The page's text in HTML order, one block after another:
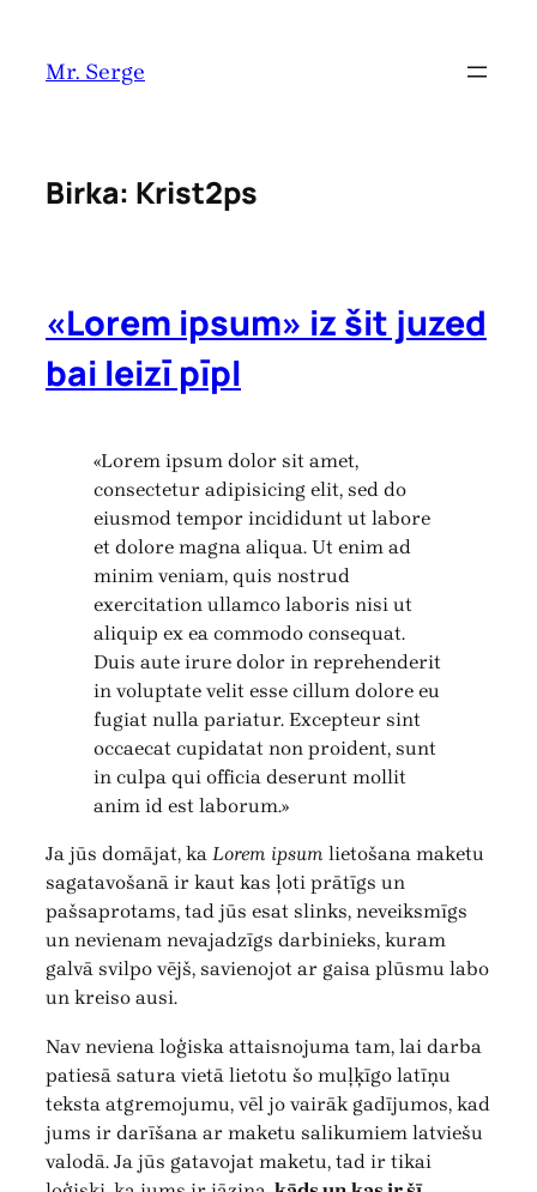
saturu
Mr. Serge
Birka: Krist2ps
«Lorem ipsum» iz šit juzed
bai leizī pīpl
«Lorem ipsum dolor sit amet,
consectetur adipisicing elit, sed do
eiusmod tempor incididunt ut labore
et dolore magna aliqua. Ut enim ad
minim veniam, quis nostrud
exercitation ullamco laboris nisi ut
aliquip ex ea commodo consequat.
Duis aute irure dolor in reprehenderit
in voluptate velit esse cillum dolore eu
fugiat nulla pariatur. Excepteur sint
occaecat cupidatat non proident, sunt
in culpa qui officia deserunt mollit
anim id est laborum.»
Ja jūs domājat, ka Lorem ipsum lietošana maketu
sagatavošanā ir kaut kas ļoti prātīgs un
pašsaprotams, tad jūs esat slinks, neveiksmīgs
un nevienam nevajadzīgs darbinieks, kuram
galvā svilpo vējš, savienojot ar gaisa plūsmu labo
un kreiso ausi.
Nav neviena loģiska attaisnojuma tam, lai darba
patiesā satura vietā lietotu šo muļķīgo latīņu
teksta atgremojumu, vēl jo vairāk gadījumos, kad
jums ir darīšana ar maketu salikumiem latviešu
valodā. Ja jūs gatavojat maketu, tad ir tikai